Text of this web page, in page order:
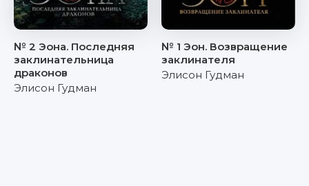
№ 2 Эона. Последняя
заклинательница
драконов
Элисон Гудман
№ 1 Эон. Возвращение
заклинателя
Элисон Гудман